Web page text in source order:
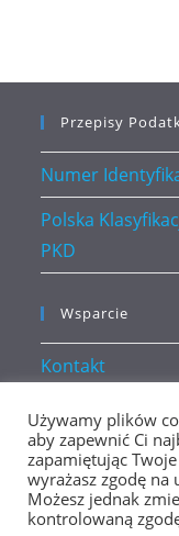
Przepisy
Numer
Polska
PKD
Wsparcie
Kontakt
Polityka
Używamy plików
aby zapewnić Ci
zapamiętując
wyrażasz zgodę na
Możesz jednak
kontrolowaną